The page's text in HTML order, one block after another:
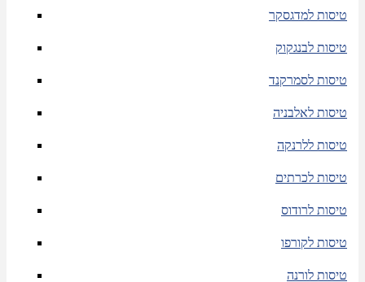
טיסות למדגסקר
טיסות לבנגקוק
טיסות לסמרקנד
טיסות לאלבניה
טיסות ללרנקה
טיסות לכרתים
טיסות לרודוס
טיסות לקורפו
טיסות לורנה